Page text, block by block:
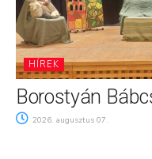
HÍREK
Borostyán
2026. augusztus 07.